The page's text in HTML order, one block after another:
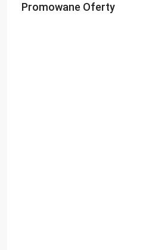
Promowane Oferty